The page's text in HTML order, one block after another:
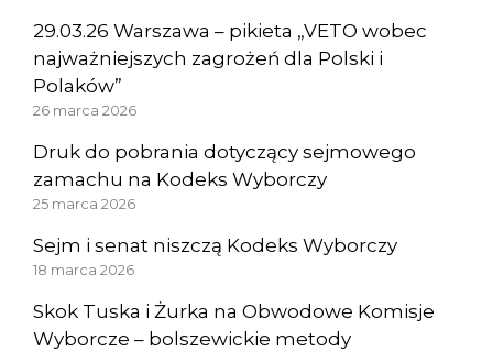
29.03.26 Warszawa – pikieta „VETO wobec
najważniejszych zagrożeń dla Polski i
Polaków”
26 marca 2026
Druk do pobrania dotyczący sejmowego
zamachu na Kodeks Wyborczy
25 marca 2026
Sejm i senat niszczą Kodeks Wyborczy
18 marca 2026
Skok Tuska i Żurka na Obwodowe Komisje
Wyborcze – bolszewickie metody